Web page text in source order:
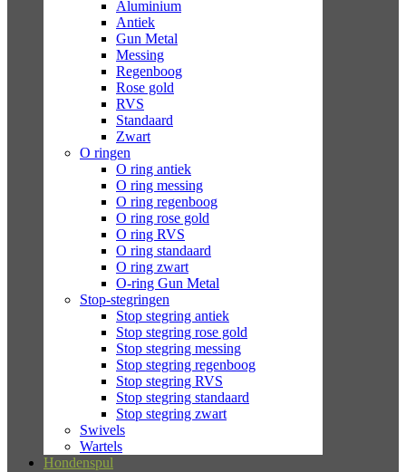
Aluminium
Antiek
Gun Metal
Messing
Regenboog
Rose gold
RVS
Standaard
Zwart
O ringen
O ring antiek
O ring messing
O ring regenboog
O ring rose gold
O ring RVS
O ring standaard
O ring zwart
O-ring Gun Metal
Stop-stegringen
Stop stegring antiek
Stop stegring rose gold
Stop stegring messing
Stop stegring regenboog
Stop stegring RVS
Stop stegring standaard
Stop stegring zwart
Swivels
Wartels
Hondenspul